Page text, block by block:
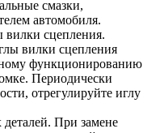
смазки,
автомобиля.
вилки сцепления.
вилки сцепления
функционированию
Периодически
отрегулируйте иглу
деталей. При замене